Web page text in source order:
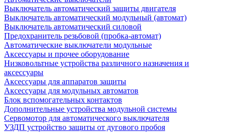
Выключатель автоматический защиты двигателя
Выключатель автоматический модульный (автомат)
Выключатель автоматический силовой
Предохранитель резьбовой (пробка-автомат)
Автоматические выключатели модульные
Аксессуары и прочее оборудование
Низковольтные устройства различного назначения и
аксессуары
Аксессуары для аппаратов защиты
Аксессуары для модульных автоматов
Блок вспомогательных контактов
Дополнительные устройства модульной системы
Сервомотор для автоматического выключателя
УЗДП устройство защиты от дугового пробоя